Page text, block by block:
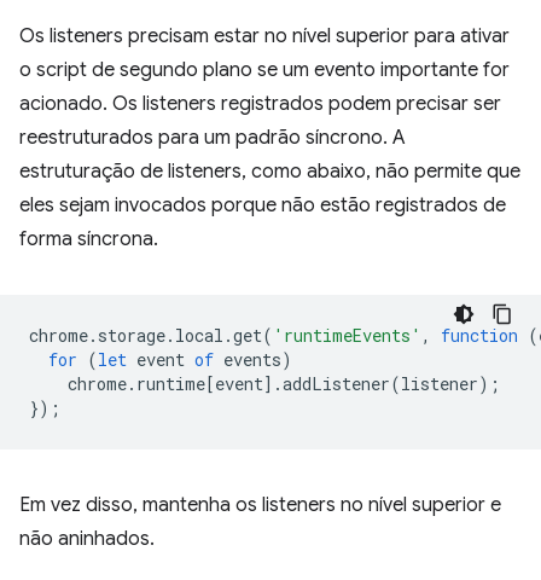
Os listeners precisam estar no nível superior para ativar
o script de segundo plano se um evento importante for
acionado. Os listeners registrados podem precisar ser
reestruturados para um padrão síncrono. A
estruturação de listeners, como abaixo, não permite que
eles sejam invocados porque não estão registrados de
forma síncrona.
chrome. storage. local .get( 'runtimeEvents' , function (
for (let event of events)
chrome. runtime[event].addListener(listener);
});
Em vez disso, mantenha os listeners no nível superior e
não aninhados.